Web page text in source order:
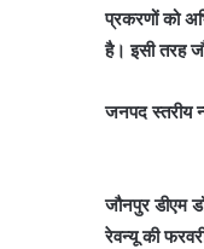
प्रकरणों को
है। इसी तरह
जनपद स्तरीय
जौनपुर डीएम
रेवन्यू की